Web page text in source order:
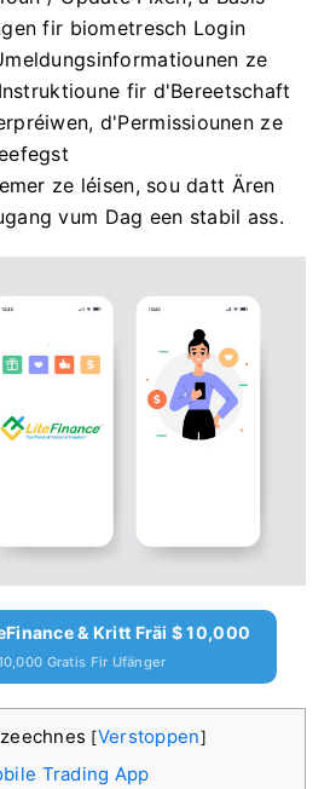
fir biometresch Login
ze
fir d'Bereetschaft
d'Permissiounen ze
ze léisen, sou datt Ären
vum Dag een stabil ass.
& Kritt Fräi $ 10,000
Gratis Fir Ufänger
[Verstoppen]
Trading App